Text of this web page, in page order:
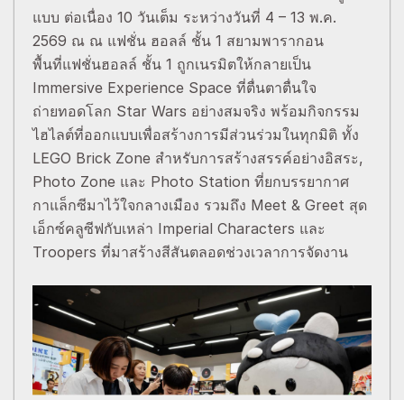
แบบ ต่อเนื่อง 10 วันเต็ม ระหว่างวันที่ 4 – 13 พ.ค.
2569 ณ ณ แฟชั่น ฮอลล์ ชั้น 1 สยามพารากอน
พื้นที่แฟชั่นฮอลล์ ชั้น 1 ถูกเนรมิตให้กลายเป็น
Immersive Experience Space ที่ตื่นตาตื่นใจ
ถ่ายทอดโลก Star Wars อย่างสมจริง พร้อมกิจกรรม
ไฮไลต์ที่ออกแบบเพื่อสร้างการมีส่วนร่วมในทุกมิติ ทั้ง
LEGO Brick Zone สำหรับการสร้างสรรค์อย่างอิสระ,
Photo Zone และ Photo Station ที่ยกบรรยากาศ
กาแล็กซีมาไว้ใจกลางเมือง รวมถึง Meet & Greet สุด
เอ็กซ์คลูซีฟกับเหล่า Imperial Characters และ
Troopers ที่มาสร้างสีสันตลอดช่วงเวลาการจัดงาน